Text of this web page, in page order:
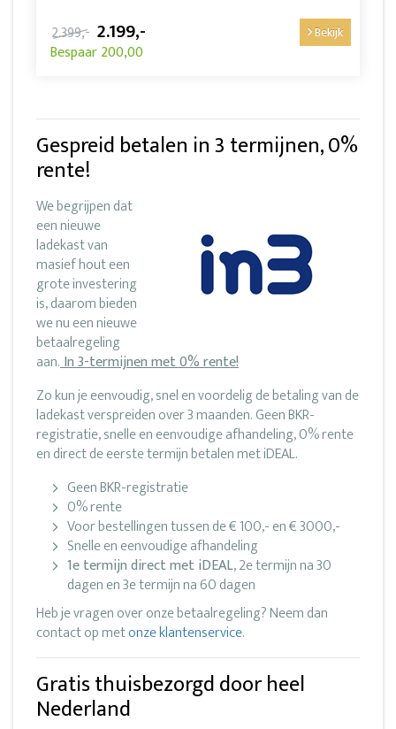
2.399,- 2.199,-
Bespaar 200,00
Bekijk
Gespreid betalen in 3 termijnen, 0%
rente!
We begrijpen dat
een nieuwe
ladekast van
masief hout een
grote investering
is, daarom bieden
we nu een nieuwe
betaalregeling
aan.In 3-termijnen met 0% rente!
Zo kun je eenvoudig, snel en voordelig de betaling van de
ladekast verspreiden over 3 maanden. Geen BKR-
registratie, snelle en eenvoudige afhandeling, 0% rente
en direct de eerste termijn betalen met iDEAL.
Geen BKR-registratie
0% rente
Voor bestellingen tussen de € 100,- en € 3000,-
Snelle en eenvoudige afhandeling
1e termijn direct met iDEAL, 2e termijn na 30
dagen en 3e termijn na 60 dagen
Heb je vragen over onze betaalregeling? Neem dan
contact op metonze klantenservice.
Gratis thuisbezorgd door heel
Nederland